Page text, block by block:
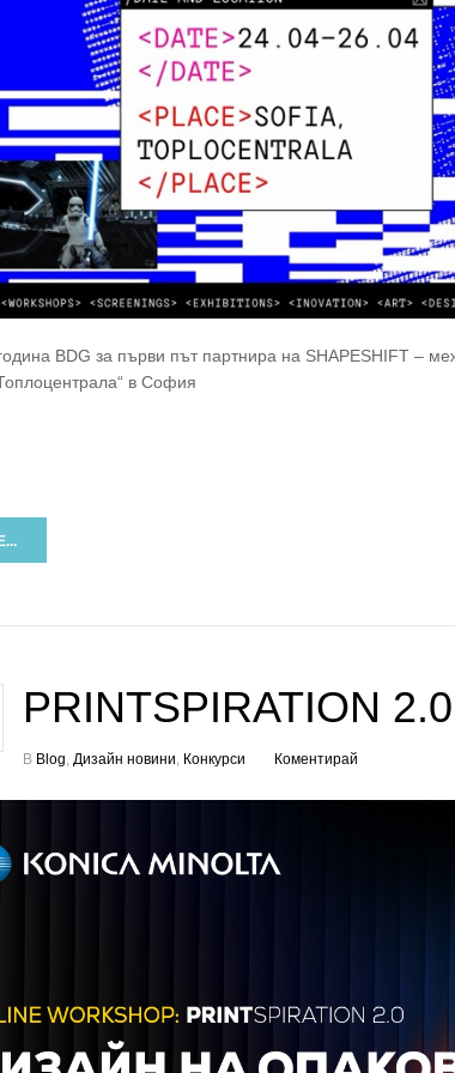
BDG за първи път партнира на SHAPESHIFT –
в София
PRINTSPIRATION
В Blog Дизайн новини Конкурси Коментирай